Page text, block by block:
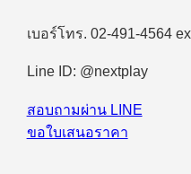
เบอร์โทร. 02-491-4564
Line ID: @nextplay
สอบถามผ่าน LINE
ขอใบเสนอราคา